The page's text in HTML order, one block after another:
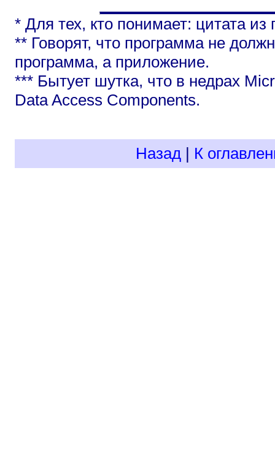
* Для тех, кто понимает: цитата
** Говорят, что программа не
программа, а приложение.
*** Бытует шутка, что в недрах
Data Access Components.
Назад | К